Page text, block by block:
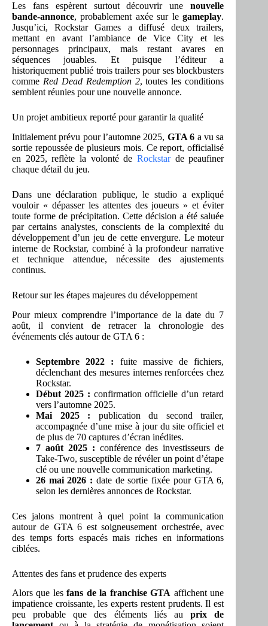
Les fans espèrent surtout découvrir unenouvelle
bande-annonce, probablement axée sur legameplay.
Jusqu’ici, Rockstar Games a diffusé deux trailers,
mettant en avant l’ambiance de Vice City et les
personnages principaux, mais restant avares en
séquences jouables. Et puisque l’éditeur a
historiquement publié trois trailers pour ses blockbusters
comme Red Dead Redemption 2, toutes les conditions
semblent réunies pour une nouvelle annonce.
Un projet ambitieux reporté pour garantir la qualité
Initialement prévu pour l’automne 2025, GTA 6 a vu sa
sortie repoussée de plusieurs mois. Ce report, officialisé
en 2025, reflète la volonté de Rockstarde peaufiner
chaque détail du jeu.
Dans une déclaration publique, le studio a expliqué
vouloir « dépasser les attentes des joueurs » et éviter
toute forme de précipitation. Cette décision a été saluée
par certains analystes, conscients de la complexité du
développement d’un jeu de cette envergure. Le moteur
interne de Rockstar, combiné à la profondeur narrative
et technique attendue, nécessite des ajustements
continus.
Retour sur les étapes majeures du développement
Pour mieux comprendre l’importance de la date du 7
août, il convient de retracer la chronologie des
événements clés autour de GTA 6 :
Septembre 2022 : fuite massive de fichiers,
déclenchant des mesures internes renforcées chez
Rockstar.
Début 2025 : confirmation officielle d’un retard
vers l’automne 2025.
Mai 2025 : publication du second trailer,
accompagnée d’une mise à jour du site officiel et
de plus de 70 captures d’écran inédites.
7 août 2025 : conférence des investisseurs de
Take-Two, susceptible de révéler un point d’étape
clé ou une nouvelle communication marketing.
26 mai 2026 : date de sortie fixée pour GTA 6,
selon les dernières annonces de Rockstar.
Ces jalons montrent à quel point la communication
autour de GTA 6 est soigneusement orchestrée, avec
des temps forts espacés mais riches en informations
ciblées.
Attentes des fans et prudence des experts
Alors que lesfans de la franchise GTA affichent une
impatience croissante, les experts restent prudents. Il est
peu probable que des éléments liés auprix de